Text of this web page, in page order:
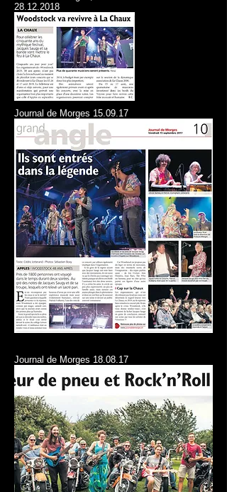
Journal de Morges 18.08.17
Journal de Morges 15.09.17
28.12.2018